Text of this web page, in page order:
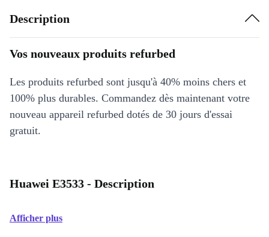
Description
Vos nouveaux produits refurbed
Les produits refurbed sont jusqu'à 40% moins chers et
100% plus durables. Commandez dès maintenant votre
nouveau appareil refurbed dotés de 30 jours d'essai
gratuit.
Huawei E3533 - Description
Afficher plus